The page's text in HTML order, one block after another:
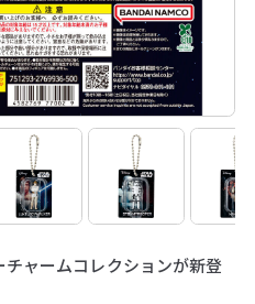
チャームコレクションが新登